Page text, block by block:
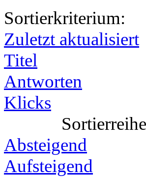
Sortierkriterium:
Zuletzt aktualisiert
Titel
Antworten
Klicks
Absteigend
Aufsteigend